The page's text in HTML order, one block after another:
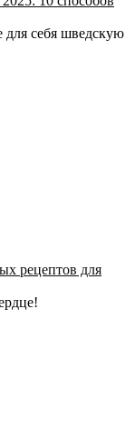
себя шведскую
рецептов для